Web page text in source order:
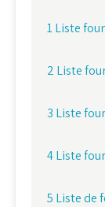
1 Liste
2 Liste
3 Liste
4 Liste
5 Liste de